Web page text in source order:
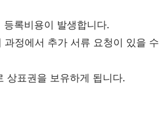
록비용이 발생합니다.
정에서 추가 서류 요청이 있을 수
상표권을 보유하게 됩니다.